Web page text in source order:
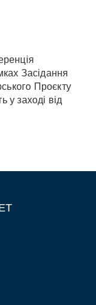
Засідання
Проєкту
у заході від